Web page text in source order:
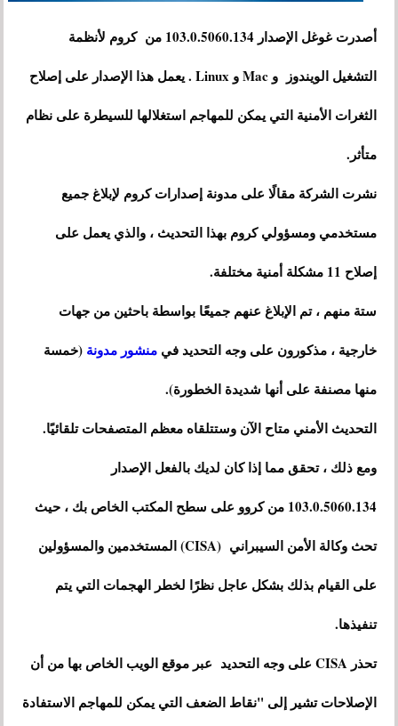
أصدرت غوغل الإصدار 103.0.5060.134 من كروم لأنظمة
التشغيل الويندوز و Mac و Linux . يعمل هذا الإصدار على إصلاح
الثغرات الأمنية التي يمكن للمهاجم استغلالها للسيطرة على نظام
متأثر.
نشرت الشركة مقالًا على مدونة إصدارات كروم لإبلاغ جميع
مستخدمي ومسؤولي كروم بهذا التحديث ، والذي يعمل على
إصلاح 11 مشكلة أمنية مختلفة.
ستة منهم ، تم الإبلاغ عنهم جميعًا بواسطة باحثين من جهات
خارجية ، مذكورون على وجه التحديد فيمنشور مدونة (خمسة
منها مصنفة على أنها شديدة الخطورة).
التحديث الأمني ​​متاح الآن وستتلقاه معظم المتصفحات تلقائيًا.
ومع ذلك ، تحقق مما إذا كان لديك بالفعل الإصدار
103.0.5060.134 من كروو على سطح المكتب الخاص بك ، حيث
تحث وكالة الأمن السيبراني (CISA) المستخدمين والمسؤولين
على القيام بذلك بشكل عاجل نظرًا لخطر الهجمات التي يتم
تنفيذها.
تحذر CISA على وجه التحديد عبر موقع الويب الخاص بها من أن
الإصلاحات تشير إلى "نقاط الضعف التي يمكن للمهاجم الاستفادة